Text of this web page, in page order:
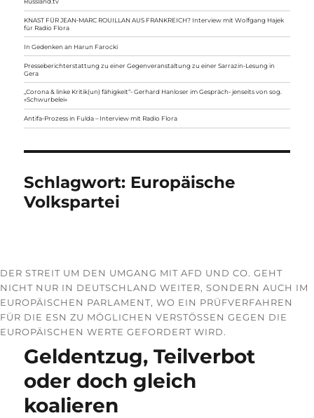
KNAST FÜR JEAN-MARC ROUILLAN AUS FRANKREICH? Interview mit Wolfgang Hajek
für Radio Flora
In Gedenken an Harun Farocki
Presseberichterstattung zu einer Gegenveranstaltung zu einer Sarrazin-Lesung in
Gera
„Corona & linke Kritik(un) fähigkeit“- Gerhard Hanloser im Gespräch- jenseits von sog.
»Schwurbelei«
Antifa-Prozess in Fulda – Interview mit Radio Flora
Schlagwort: Europäische
Volkspartei
DER STREIT UM DEN UMGANG MIT AFD UND CO. GEHT
NICHT NUR IN DEUTSCHLAND WEITER, SONDERN AUCH IM
EUROPÄISCHEN PARLAMENT, WO EIN PRÜFVERFAHREN
FÜR DIE ESN ZU MÖGLICHEN VERSTÖSSEN GEGEN DIE E
UROPÄISCHEN WERTE GEFORDERT WIRD.
Geldentzug, Teilverbot
oder doch gleich
koalieren